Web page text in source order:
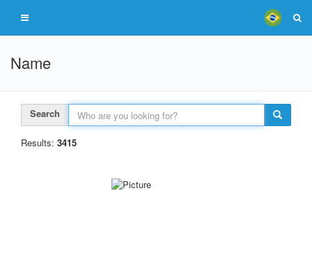
Name
Search
Results: 3415